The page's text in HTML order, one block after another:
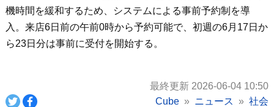
機時間を緩和するため、システムによる事前予約制を導
入。来店6日前の午前0時から予約可能で、初週の6月17日か
ら23日分は事前に受付を開始する。
最終更新 2026-06-04 10:50
Cube
ニュース 社会